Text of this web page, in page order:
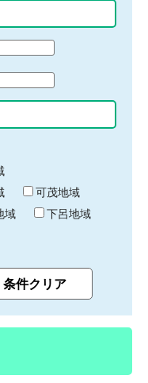
可茂地域
域
下呂地域